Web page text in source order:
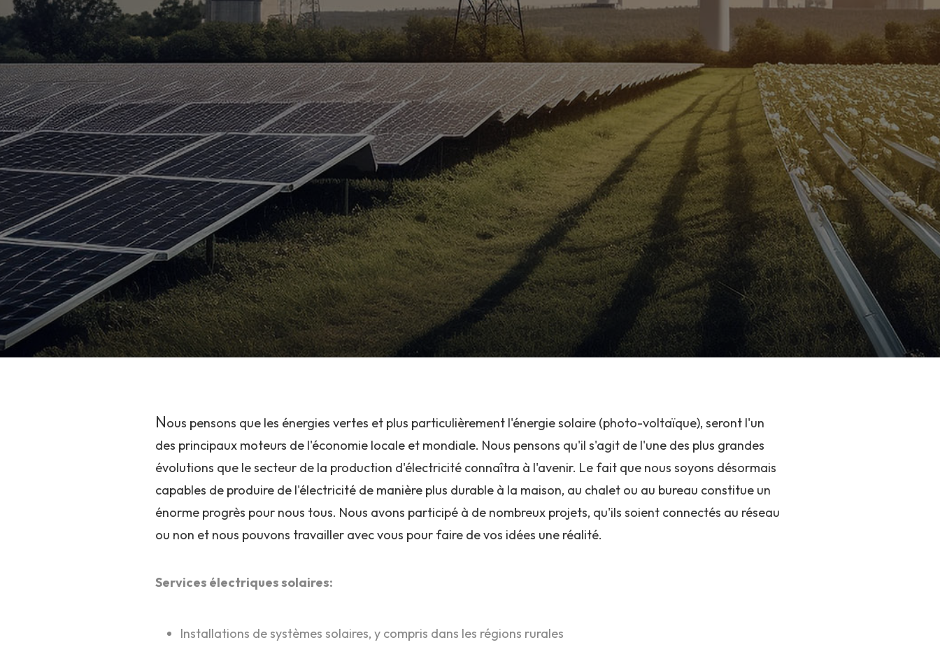
Nous pensons que les énergies vertes et plus particulièrement l'énergie solaire (photo-voltaïque), seront l'un
des principaux moteurs de l'économie locale et mondiale. Nous pensons qu'il s'agit de l'une des plus grandes
évolutions que le secteur de la production d'électricité connaîtra à l'avenir. Le fait que nous soyons désormais
capables de produire de l'électricité de manière plus durable à la maison, au chalet ou au bureau constitue un
énorme progrès pour nous tous. Nous avons participé à de nombreux projets, qu'ils soient connectés au réseau
ou non et nous pouvons travailler avec vous pour faire de vos idées une réalité.
Services électriques solaires:
Installations de systèmes solaires, y compris dans les régions rurales